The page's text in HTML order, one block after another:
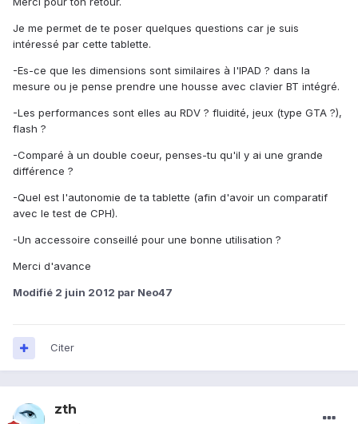
Je me permet de te poser quelques questions car je suis
intéressé par cette tablette.
-Es-ce que les dimensions sont similaires à l'IPAD ? dans la
mesure ou je pense prendre une housse avec clavier BT intégré.
-Les performances sont elles au RDV ? fluidité, jeux (type GTA ?),
flash ?
-Comparé à un double coeur, penses-tu qu'il y ai une grande
différence ?
-Quel est l'autonomie de ta tablette (afin d'avoir un comparatif
avec le test de CPH).
-Un accessoire conseillé pour une bonne utilisation ?
Merci d'avance
Modifié 2 juin 2012 par Neo47
Citer
zth